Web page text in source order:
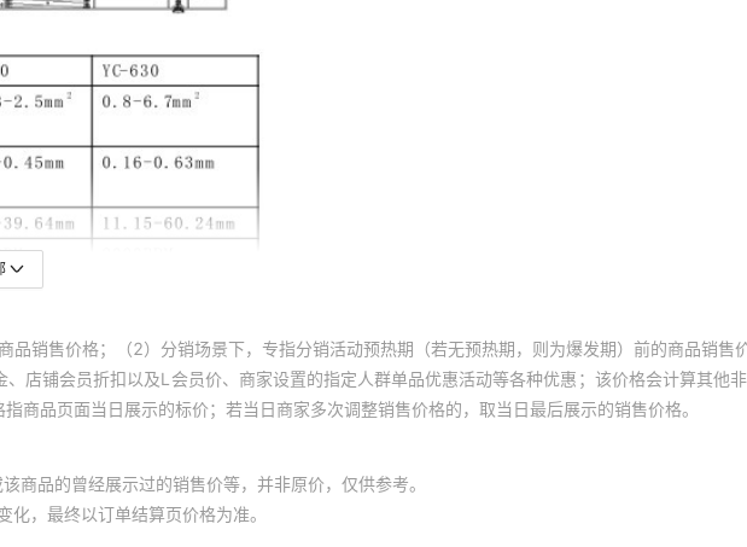
销售价格；（2）分销场景下，专指分销活动预热期（若无预热期，则为爆发期）前的商品销售
店铺会员折扣以及L会员价、商家设置的指定人群单品优惠活动等各种优惠；该价格会计算其他
品页面当日展示的标价；若当日商家多次调整销售价格的，取当日最后展示的销售价格。
商品的曾经展示过的销售价等，并非原价，仅供参考。
，最终以订单结算页价格为准。